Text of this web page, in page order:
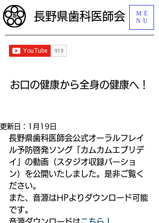
長野県歯科医師会
ME
NU
​お口の健康から全身の健康へ！
更新日： 1月19日
長野県歯科医師会公式オーラルフレイ
ル予防啓発ソング「カムカムエブリデ
イ」の動画（スタジオ収録バーショ
ン）を公開いたしました。是非ご覧く
ださい。
また、音源はHPよりダウンロード可能
です。